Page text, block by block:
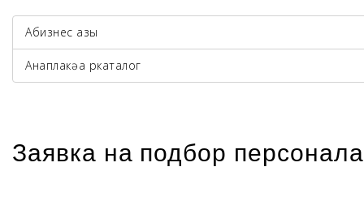
Абизнес азы
Анаплакқәа ркаталог
Заявка на подбор персонала